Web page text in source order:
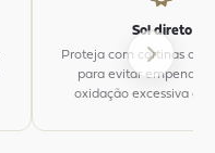
Sol direto
Proteja com cortinas ou
para evitar
oxidação excessiva do